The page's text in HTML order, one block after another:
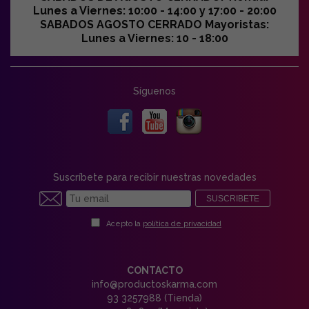
Lunes a Viernes: 10:00 - 14:00 y 17:00 - 20:00
SABADOS AGOSTO CERRADO Mayoristas:
Lunes a Viernes: 10 - 18:00
Síguenos
Suscríbete para recibir nuestras novedades
SUSCRIBETE
Acepto la política de privacidad
CONTACTO
info@productoskarma.com
93 3257988 (Tienda)